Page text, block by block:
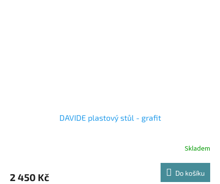
DAVIDE plastový stůl - grafit
Skladem
2 450 Kč Do košíku